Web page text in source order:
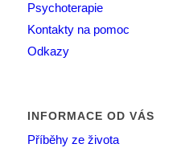
Psychoterapie
Kontakty na pomoc
Odkazy
INFORMACE OD VÁS
Příběhy ze života